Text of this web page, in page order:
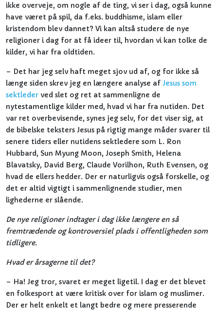
ikke overveje, om nogle af de ting, vi ser i dag, også kunne
have været på spil, da f.eks. buddhisme, islam eller
kristendom blev dannet? Vi kan altså studere de nye
religioner i dag for at få ideer til, hvordan vi kan tolke de
kilder, vi har fra oldtiden.
– Det har jeg selv haft meget sjov ud af, og for ikke så
længe siden skrev jeg en længere analyse af Jesus som
sektleder ved slet og ret at sammenligne de
nytestamentlige kilder med, hvad vi har fra nutiden. Det
var ret overbevisende, synes jeg selv, for det viser sig, at
de bibelske teksters Jesus på rigtig mange måder svarer til
senere tiders eller nutidens sektledere som L. Ron
Hubbard, Sun Myung Moon, Joseph Smith, Helena
Blavatsky, David Berg, Claude Vorilhon, Ruth Evensen, og
hvad de ellers hedder. Der er naturligvis også forskelle, og
det er altid vigtigt i sammenlignende studier, men
lighederne er slående.
De nye religioner indtager i dag ikke længere en så
fremtrædende og kontroversiel plads i offentligheden som
tidligere.
Hvad er årsagerne til det?
– Ha! Jeg tror, svaret er meget ligetil. I dag er det blevet
en folkesport at være kritisk over for islam og muslimer.
Der er helt enkelt et langt bedre og mere presserende